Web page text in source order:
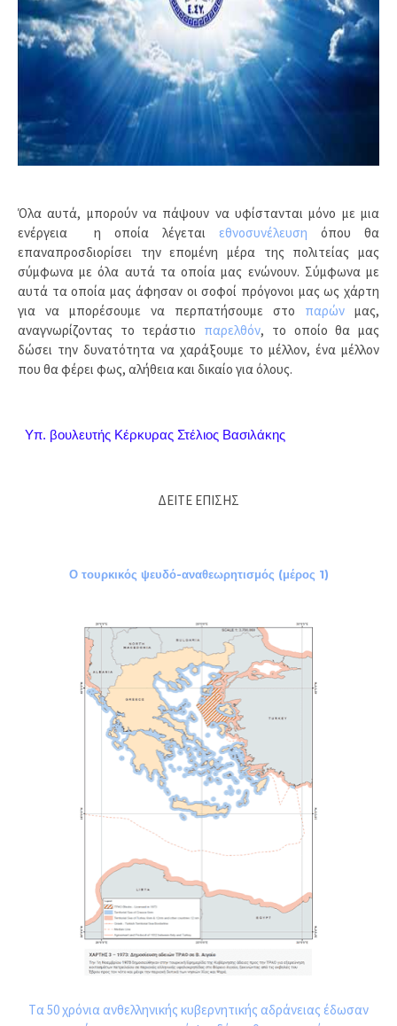
Όλα αυτά, μπορούν να πάψουν να υφίστανται μόνο με μια
ενέργεια η οποία λέγεται εθνοσυνέλευση όπου θα
επαναπροσδιορίσει την επομένη μέρα της πολιτείας μας
σύμφωνα με όλα αυτά τα οποία μας ενώνουν. Σύμφωνα με
αυτά τα οποία μας άφησαν οι σοφοί πρόγονοι μας ως χάρτη
για να μπορέσουμε να περπατήσουμε στο παρών μας,
αναγνωρίζοντας το τεράστιο παρελθόν, το οποίο θα μας
δώσει την δυνατότητα να χαράξουμε το μέλλον, ένα μέλλον
που θα φέρει φως, αλήθεια και δικαίο για όλους.
Υπ. βουλευτής Κέρκυρας Στέλιος Βασιλάκης
ΔΕΙΤΕ ΕΠΙΣΗΣ
Ο τουρκικός ψευδό-αναθεωρητισμός (μέρος 1)
Tα 50 χρόνια ανθελληνικής κυβερνητικής αδράνειας έδωσαν